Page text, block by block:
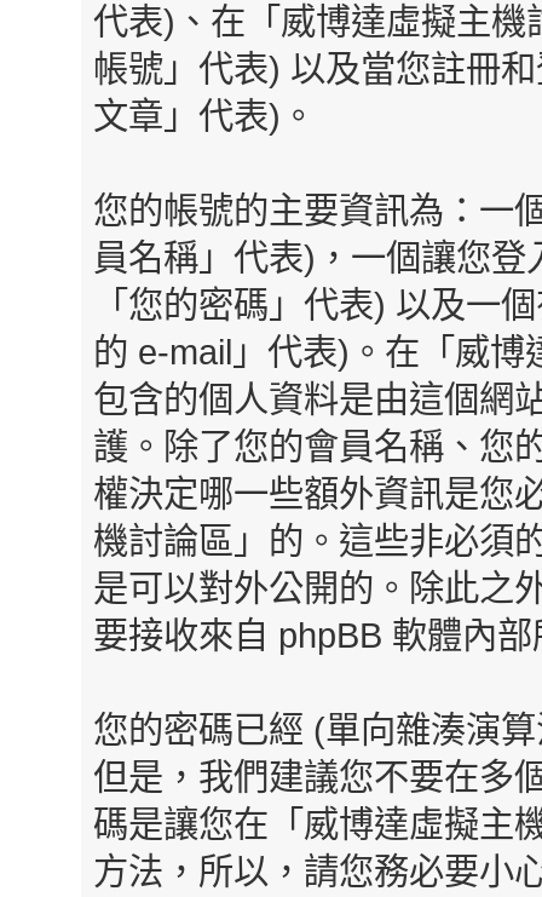
代表)、在「威博達虛擬主
帳號」代表) 以及當您註冊
文章」代表)。
您的帳號的主要資訊為：一
員名稱」代表)，一個讓您
「您的密碼」代表) 以及一
的 e-mail」代表)。在「威
包含的個人資料是由這個網
護。除了您的會員名稱、您
權決定哪一些額外資訊是您
機討論區」的。這些非必須
是可以對外公開的。除此之
要接收來自 phpBB 軟體內
您的密碼已經 (單向雜湊演
但是，我們建議您不要在多
碼是讓您在「威博達虛擬主
方法，所以，請您務必要小